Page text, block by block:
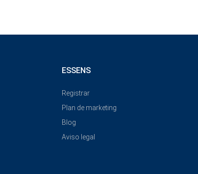
ESSENS
Registrar
Plan de marketing
Blog
Aviso legal